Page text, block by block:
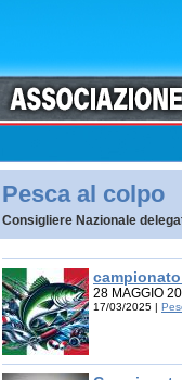
Pesca al colpo
Consigliere Nazionale
28 MAGGIO
17/03/2025 |